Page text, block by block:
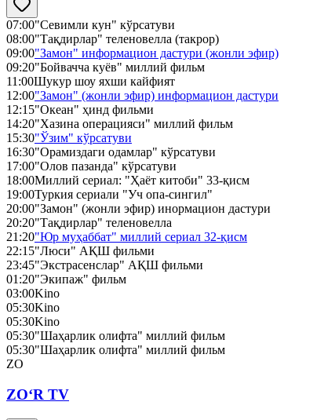
07:00"Севимли кун" кўрсатуви
08:00"Тақдирлар" теленовелла (такрор)
09:00"Замон" информацион дастури (жонли эфир)
09:20"Бойвачча куёв" миллий фильм
11:00Шукур шоу яхши кайфият
12:00"Замон" (жонли эфир) информацион дастури
12:15"Океан" ҳинд фильми
14:20"Хазина операцияси" миллий фильм
15:30"Ўзим" кўрсатуви
16:30"Орамиздаги одамлар" кўрсатуви
17:00"Олов пазанда" кўрсатуви
18:00Миллий сериал: "Ҳаёт китоби" 33-қисм
19:00Туркия сериали "Уч опа-сингил"
20:00"Замон" (жонли эфир) инормацион дастури
20:20"Тақдирлар" теленовелла
21:20"Юр муҳаббат" миллий сериал 32-қисм
22:15"Люси" АҚШ фильми
23:45"Экстрасенслар" АҚШ фильми
01:20"Экипаж" фильм
03:00Kino
05:30Kino
05:30Kino
05:30"Шаҳарлик олифта" миллий фильм
05:30"Шаҳарлик олифта" миллий фильм
ZO
ZO‘R TV